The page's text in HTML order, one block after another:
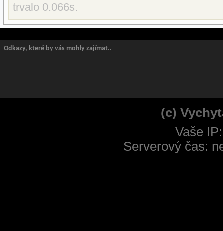
trvalo 0.066s.
Odkazy, které by vás mohly zajímat..
(c)
Vaše
Serverový čas: